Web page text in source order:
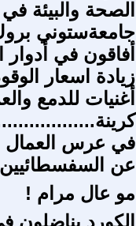
الصحة والبيئة
جامعةستوني
أفاقون في أدوار
زيادة اسعار
أغنيات للدمع
في عرس العمال
عن
مو عال مرام !
الكورد